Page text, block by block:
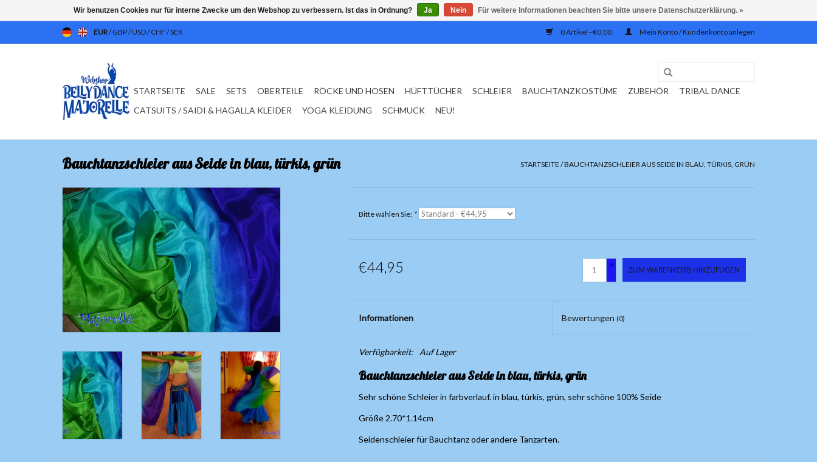
EUR/GBP/USD/CHF /SEK 0 Artikel - €0,00 Mein Konto / Kundenkonto anlegen
STARTSEITE SALE SETS OBERTEILE RÖCKE UND HOSEN HÜFTTÜCHER SCHLEIER BAUCHTANZKOSTÜME ZUBEHÖR
TRIBAL DANCE
CATSUITS / SAIDI & HAGALLA KLEIDER
YOGA KLEIDUNG SCHMUCK NEU!
Bauchtanzschleier aus Seide in blau, türkis, grün STARTSEITE /BAUCHTANZSCHLEIER AUS SEIDE IN BLAU, TÜRKIS, GRÜN
Bitte wählen Sie: *
€44,95
+
-
ZUM WARENKORB HINZUFÜGEN
Informationen Bewertungen (0)
Verfügbarkeit: Auf Lager
Bauchtanzschleier aus Seide in blau, türkis, grün
Sehr schöne Schleier in farbverlauf. in blau, türkis, grün, sehr schöne 100% Seide
Größe 2.70*1.14cm
Seidenschleier für Bauchtanz oder andere Tanzarten.
Wir benutzen Cookies nur für interne Zwecke um den Webshop zu verbessern. Ist das in Ordnung? Ja Nein Für weitere Informationen beachten Sie bitte unsere Datenschutzerklärung. »